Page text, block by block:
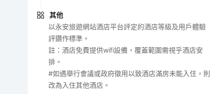
其他
以永安旅遊網站酒店平台評定的酒店等級及用戶體驗
評鑽作標準。
註：酒店免費提供wifi設備，覆蓋範圍需視乎酒店安
排。
#如遇舉行會議或政府徵用以致酒店滿房未能入住，則
改為入住其他酒店。